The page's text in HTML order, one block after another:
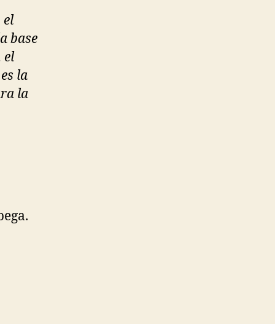
el
base
el
la
la